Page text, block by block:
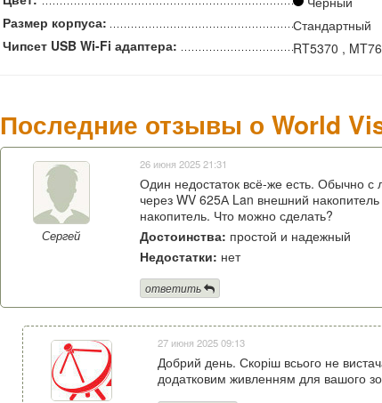
Размер корпуса:
Стандартный
Чипсет USB Wi-Fi адаптера:
RT5370 ,
Последние отзывы о World
Сергей
26 июня 2025 21:31
Один недостаток всё-же есть. Обычно
через WV 625А Lan внешний
накопитель. Что можно сделать?
Достоинства: простой и надежный
Недостатки: нет
ответить
27 июня 2025 09:13
Добрий день. Скоріш всього не
додатковим живленням для вашого